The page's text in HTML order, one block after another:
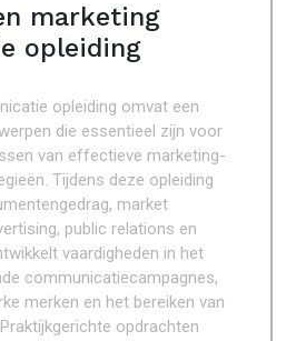
marketing
opleiding
opleiding omvat een
die essentieel zijn voor
van effectieve marketing-
Tijdens deze opleiding
market
public relations en
vaardigheden in het
communicatiecampagnes,
merken en het bereiken van
opdrachten